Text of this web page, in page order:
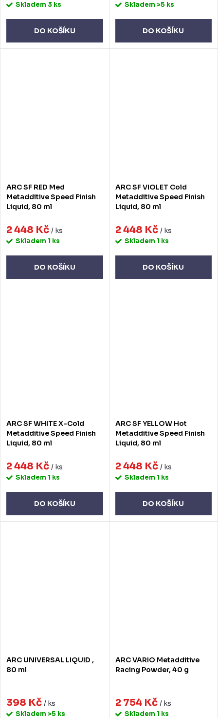
Skladem 3 ks
DO KOŠÍKU
Skladem >5 ks
DO KOŠÍKU
ARC SF RED Med
Metadditive Speed Finish
Liquid, 80 ml
2 448 Kč / ks
Skladem 1 ks
DO KOŠÍKU
ARC SF VIOLET Cold
Metadditive Speed Finish
Liquid, 80 ml
2 448 Kč / ks
Skladem 1 ks
DO KOŠÍKU
ARC SF WHITE X-Cold
Metadditive Speed Finish
Liquid, 80 ml
2 448 Kč / ks
Skladem 1 ks
DO KOŠÍKU
ARC SF YELLOW Hot
Metadditive Speed Finish
Liquid, 80 ml
2 448 Kč / ks
Skladem 1 ks
DO KOŠÍKU
ARC UNIVERSAL LIQUID ,
80 ml
398 Kč / ks
Skladem >5 ks
ARC VARIO Metadditive
Racing Powder, 40 g
2 754 Kč / ks
Skladem 1 ks